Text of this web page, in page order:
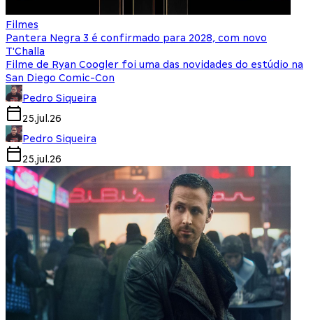
Filmes
Pantera Negra 3 é confirmado para 2028, com novo
T'Challa
Filme de Ryan Coogler foi uma das novidades do estúdio na
San Diego Comic-Con
Pedro Siqueira
25.jul.26
Pedro Siqueira
25.jul.26